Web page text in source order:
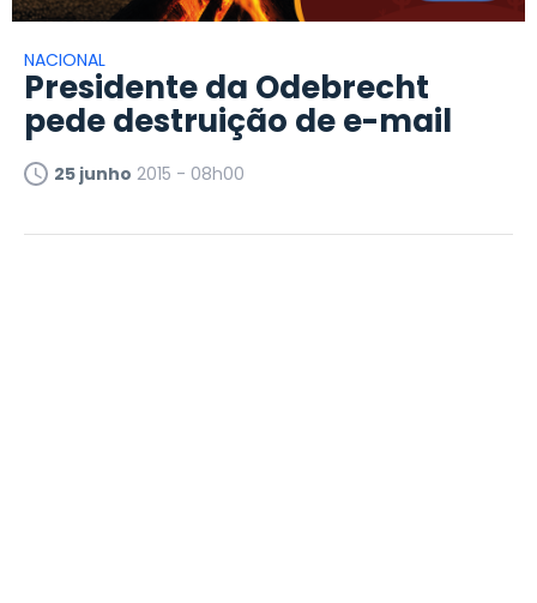
NACIONAL
Presidente da Odebrecht
pede destruição de e-mail
25 junho 2015 - 08h00